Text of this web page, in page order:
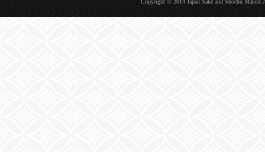
Copyright © 2014 Japan Sake and Shochu